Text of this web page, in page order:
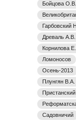
Бойцова О.В.
Гарбовский
Древаль А.В.
Корнилова
Ломоносов
Осень-2013
Плунгян В.А.
Садовничий